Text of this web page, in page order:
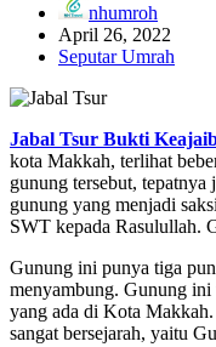
nhumroh
April 26, 2022
Seputar Umrah
Jabal Tsur Bukti
kota Makkah, terlihat
gunung tersebut, tepatnya
gunung yang menjadi
SWT kepada Rasulullah.
Gunung ini punya tiga
menyambung. Gunung ini
yang ada di Kota
sangat bersejarah, yaitu